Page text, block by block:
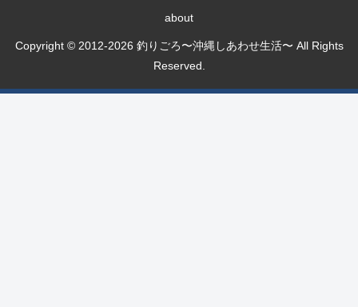
about
Copyright © 2012-2026 釣りごろ〜沖縄しあわせ生活〜 All Rights
Reserved.